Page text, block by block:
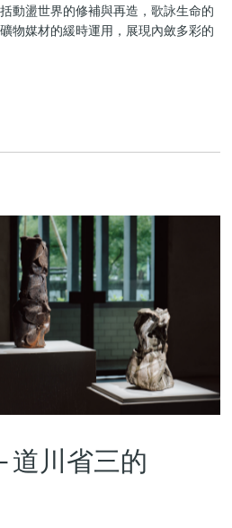
動盪世界的修補與再造，歌詠生命的
物媒材的緩時運用，展現內斂多彩的
道川省三的